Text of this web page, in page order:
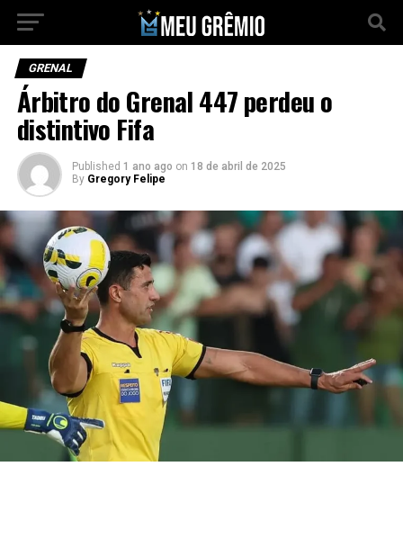
GRENAL
Árbitro do Grenal 447 perdeu o
distintivo Fifa
Published 1 ano ago on 18 de abril de 2025
By Gregory Felipe